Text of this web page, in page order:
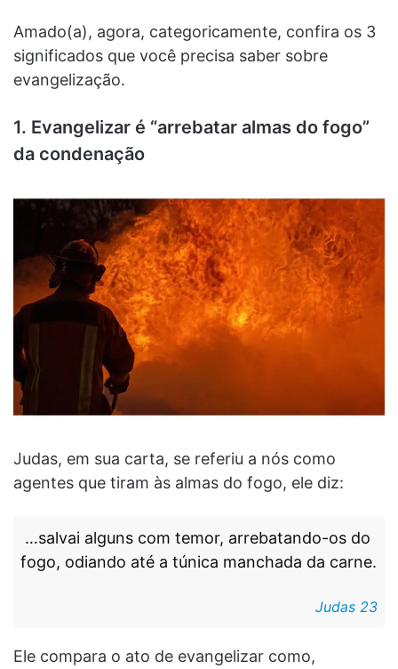
Amado(a), agora, categoricamente, confira os 3
significados que você precisa saber sobre
evangelização.
1. Evangelizar é “arrebatar almas do fogo”
da condenação
Judas, em sua carta, se referiu a nós como
agentes que tiram às almas do fogo, ele diz:
…salvai alguns com temor, arrebatando-os do
fogo, odiando até a túnica manchada da carne.
Judas 23
Ele compara o ato de evangelizar como,